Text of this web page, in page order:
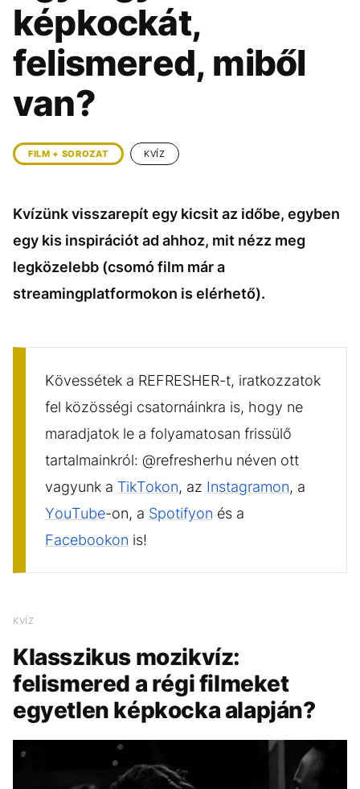
KÖZÉLET
ÉLETMÓD DESIGN
BESZÉLGETÉSEK ARCOK
VIDEÓ
képkockát,
felismered, miből
van?
FILM + SOROZAT KVÍZ
Kvízünk visszarepít egy kicsit az időbe, egyben
egy kis inspirációt ad ahhoz, mit nézz meg
legközelebb (csomó film már a
streamingplatformokon is elérhető).
Kövessétek a REFRESHER-t, iratkozzatok
fel közösségi csatornáinkra is, hogy ne
maradjatok le a folyamatosan frissülő
tartalmainkról: @refresherhu néven ott
vagyunk a TikTokon, az Instagramon, a
YouTube-on, a Spotifyon és a
Facebookon is!
KVÍZ
Klasszikus mozikvíz:
felismered a régi filmeket
egyetlen képkocka alapján?